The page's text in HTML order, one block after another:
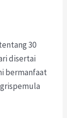
30
disertai
bermanfaat